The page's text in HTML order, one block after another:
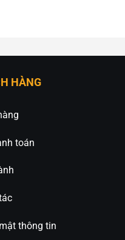
HÀNG
toán
thông tin